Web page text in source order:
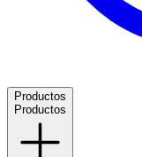
Productos
Productos